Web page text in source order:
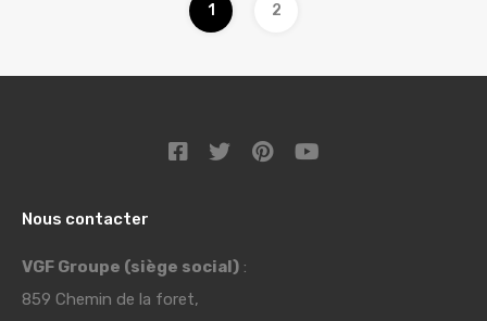
1 2
Nous contacter
VGF Groupe (siège social) :
859 Chemin de la foret,